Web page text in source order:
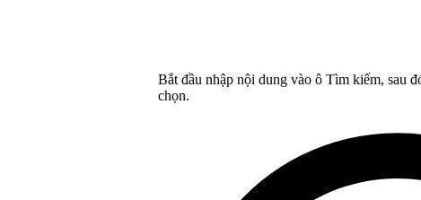
Bắt đầu nhập nội dung vào ô Tìm kiếm, sau
chọn.